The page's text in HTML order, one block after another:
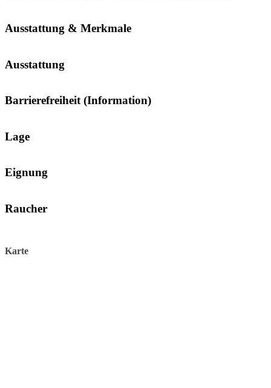
Ausstattung & Merkmale
Ausstattung
Barrierefreiheit (Information)
Lage
Eignung
Raucher
Karte